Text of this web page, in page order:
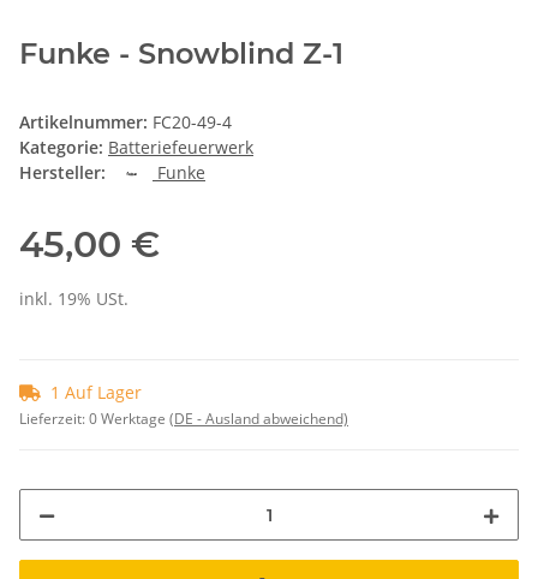
Funke - Snowblind Z-1
Artikelnummer: FC20-49-4
Kategorie: Batteriefeuerwerk
Hersteller:
Funke
45,00 €
inkl. 19% USt.
1 Auf Lager
Lieferzeit:0 Werktage (DE - Ausland abweichend)